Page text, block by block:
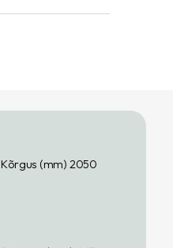
Kõrgus (mm) 2050